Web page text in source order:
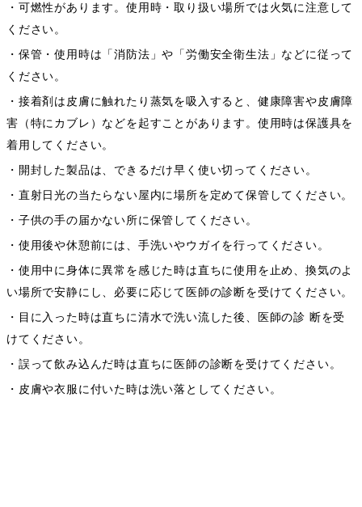
・可燃性があります。使用時・取り扱い場所では火気に注意して
ください。
・保管・使用時は「消防法」や「労働安全衛生法」などに従って
ください。
・接着剤は皮膚に触れたり蒸気を吸入すると、健康障害や皮膚障
害（特にカブレ）などを起すことがあります。使用時は保護具を
着用してください。
・開封した製品は、できるだけ早く使い切ってください。
・直射日光の当たらない屋内に場所を定めて保管してください。
・子供の手の届かない所に保管してください。
・使用後や休憩前には、手洗いやウガイを行ってください。
・使用中に身体に異常を感じた時は直ちに使用を止め、換気のよ
い場所で安静にし、必要に応じて医師の診断を受けてください。
・目に入った時は直ちに清水で洗い流した後、医師の診 断を受
けてください。
・誤って飲み込んだ時は直ちに医師の診断を受けてください。
・皮膚や衣服に付いた時は洗い落としてください。